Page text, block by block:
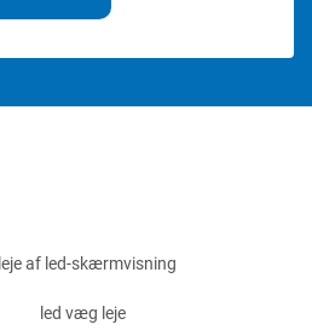
leje af led-skærmvisning
led væg leje